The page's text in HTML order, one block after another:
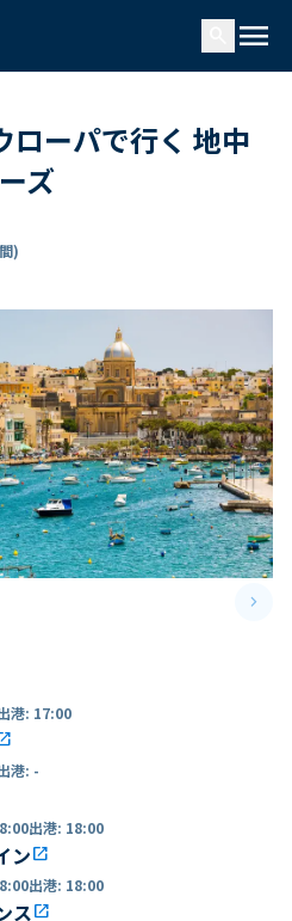
menu
ローパで行く 地中
ズ
)
keyboard_arrow_right
港: 17:00
港: -
出港: 18:00
ンopen_in_new
出港: 18:00
スopen_in_new